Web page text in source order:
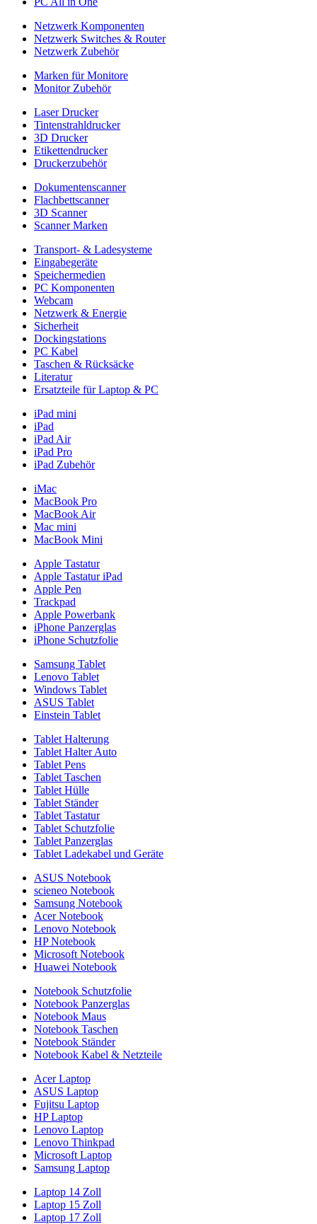
Netzwerk Komponenten
Netzwerk Switches & Router
Netzwerk Zubehör
Marken für Monitore
Monitor Zubehör
Laser Drucker
Tintenstrahldrucker
3D Drucker
Etikettendrucker
Druckerzubehör
Dokumentenscanner
Flachbettscanner
3D Scanner
Scanner Marken
Transport- & Ladesysteme
Eingabegeräte
Speichermedien
PC Komponenten
Webcam
Netzwerk & Energie
Sicherheit
Dockingstations
PC Kabel
Taschen & Rücksäcke
Literatur
Ersatzteile für Laptop & PC
iPad mini
iPad
iPad Air
iPad Pro
iPad Zubehör
iMac
MacBook Pro
MacBook Air
Mac mini
MacBook Mini
Apple Tastatur
Apple Tastatur iPad
Apple Pen
Trackpad
Apple Powerbank
iPhone Panzerglas
iPhone Schutzfolie
Samsung Tablet
Lenovo Tablet
Windows Tablet
ASUS Tablet
Einstein Tablet
Tablet Halterung
Tablet Halter Auto
Tablet Pens
Tablet Taschen
Tablet Hülle
Tablet Ständer
Tablet Tastatur
Tablet Schutzfolie
Tablet Panzerglas
Tablet Ladekabel und Geräte
ASUS Notebook
scieneo Notebook
Samsung Notebook
Acer Notebook
Lenovo Notebook
HP Notebook
Microsoft Notebook
Huawei Notebook
Notebook Schutzfolie
Notebook Panzerglas
Notebook Maus
Notebook Taschen
Notebook Ständer
Notebook Kabel & Netzteile
Acer Laptop
ASUS Laptop
Fujitsu Laptop
HP Laptop
Lenovo Laptop
Lenovo Thinkpad
Microsoft Laptop
Samsung Laptop
Laptop 14 Zoll
Laptop 15 Zoll
Laptop 17 Zoll